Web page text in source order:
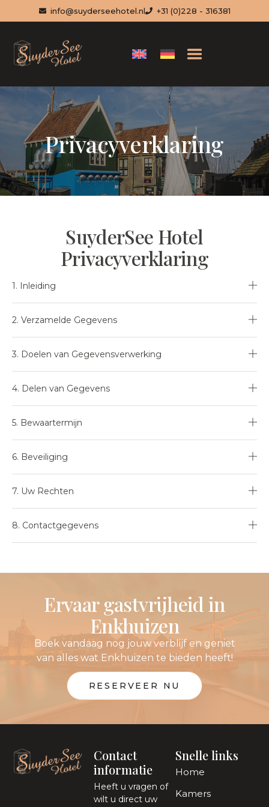
info@suyderseehotel.nl +31 (0)228 - 316381
Privacyverklaring
SuyderSee Hotel
Privacyverklaring
1. Inleiding
2. Verzamelde Gegevens
3. Doelen van Gegevensverwerking
4. Delen van Gegevens
5. Bewaartermijn
6. Beveiliging
7. Uw Rechten
8. Contactgegevens
Ervaar gastvrijheid in
Enkhuizen
Boek vandaag nog jouw verblijf en geniet
van alles wat Enkhuizen te bieden heeft!
RESERVEER NU
Contact
informatie
Heeft u vragen of
wilt u direct uw
Snelle links
Home
Kamers